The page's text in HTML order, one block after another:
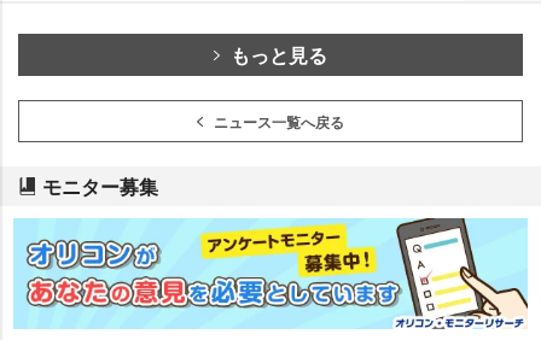
もっと見る
ニュース一覧へ戻る
モニター募集